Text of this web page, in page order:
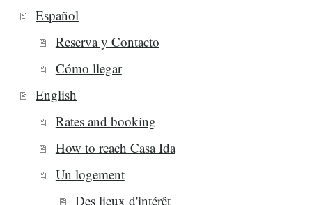
Español
Reserva y Contacto
Cómo llegar
English
Rates and booking
How to reach Casa Ida
Un logement
Des lieux d'intérêt